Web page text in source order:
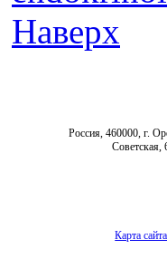
Наверх
Россия, 460000, г.
Советская,
Карта сайта